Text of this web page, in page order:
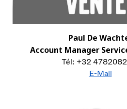
Paul De
Account Manager
Tél: +32
E-Mail